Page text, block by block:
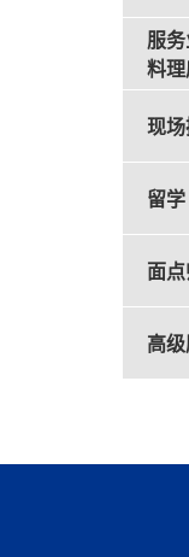
服
料理
现
留学
面
高